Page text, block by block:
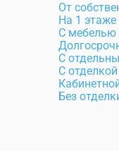
От
На 1 этаже
С мебелью
С
С отделкой
Без